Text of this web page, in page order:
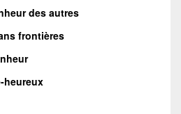
des autres
frontières